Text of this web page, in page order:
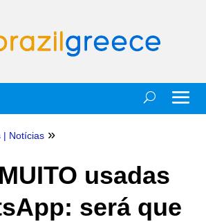
| Notícias »
usadas
será que